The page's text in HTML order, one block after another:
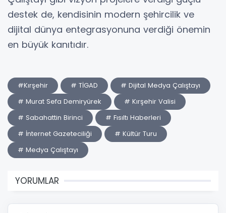
destek de, kendisinin modern şehircilik ve
dijital dünya entegrasyonuna verdiği önemin
en büyük kanıtıdır.
#Kırşehir # TİGAD
# Dijital Medya Çalıştayı
# Murat Sefa Demiryürek
# Kırşehir Valisi
# Sabahattin Birinci
# Fısıltı Haberleri
# İnternet Gazeteciliği
# Kültür Turu
# Medya Çalıştayı
YORUMLAR